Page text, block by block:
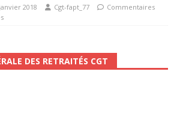
2018 Cgt-fapt_77
Commentaires
DES RETRAITÉS CGT